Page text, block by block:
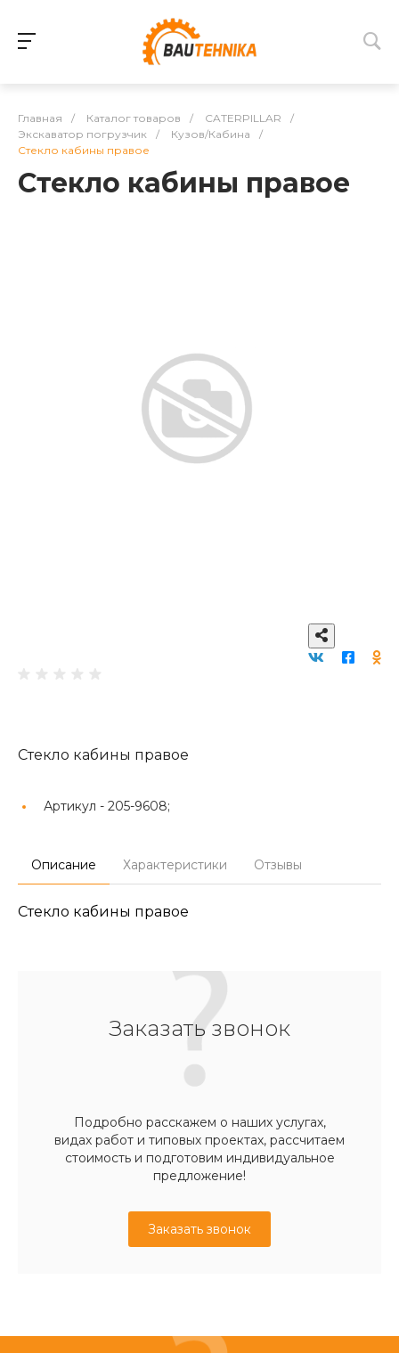
Главная / Каталог товаров / CATERPILLAR
/
Экскаватор погрузчик
/ Кузов/Кабина
/
Стекло кабины правое
Стекло кабины правое
Стекло кабины правое
Артикул - 205-9608;
Описание Характеристики Отзывы
Стекло кабины правое
Заказать звонок
Подробно расскажем о наших услугах,
видах работ и типовых проектах, рассчитаем
стоимость и подготовим индивидуальное
предложение!
Заказать звонок